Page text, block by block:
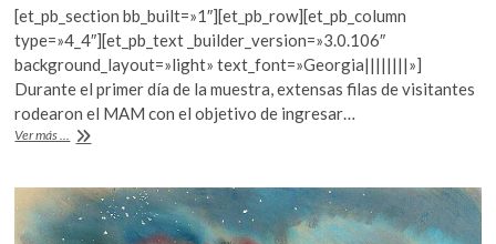
e
b
o
o
k
itt
er
at
s
A
p
[et_pb_section bb_built=»1″][et_pb_row][et_pb_column
type=»4_4″][et_pb_text _builder_version=»3.0.106″
background_layout=»light» text_font=»Georgia||||||||»]
Durante el primer día de la muestra, extensas filas de visitantes
rodearon el MAM con el objetivo de ingresar…
Ver más ... El
«Leonora
Carrington.
Cuentos